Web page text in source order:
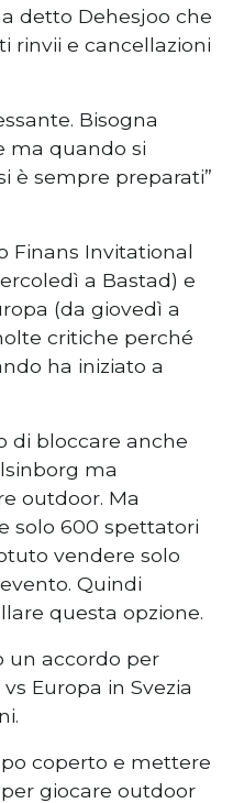
detto Dehesjoo che
rinvii e cancellazioni
Bisogna
ma quando si
è sempre preparati”
Finans Invitational
a Bastad) e
(da giovedì a
critiche perché
ha iniziato a
di bloccare anche
ma
outdoor. Ma
solo 600 spettatori
vendere solo
Quindi
questa opzione.
un accordo per
Europa in Svezia
coperto e mettere
giocare outdoor